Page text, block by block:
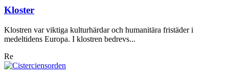
Kloster
Klostren var viktiga kulturhärdar och humanitära fristäder i
medeltidens Europa. I klostren bedrevs...
Re